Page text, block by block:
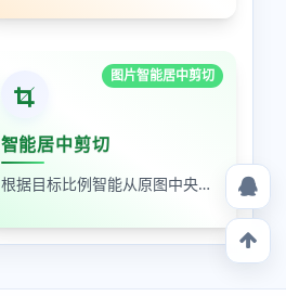
图片智能居中剪切
智能居中剪切
根据目标比例智能从原图中央裁出最大可用区域，适合封面图、缩略图和平台尺寸适配